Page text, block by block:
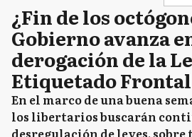
¿Fin de los
Gobierno avanza
derogación de la
Etiquetado Frontal
En el marco de una buena
los libertarios buscarán
desregulación de leyes, sobre